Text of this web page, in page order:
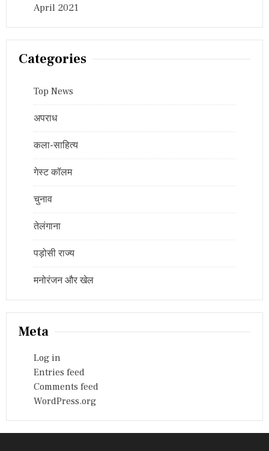
April 2021
Categories
Top News
अपराध
कला-साहित्य
गेस्ट कॉलम
चुनाव
तेलंगाना
पड़ोसी राज्य
मनोरंजन और खेल
Meta
Log in
Entries feed
Comments feed
WordPress.org